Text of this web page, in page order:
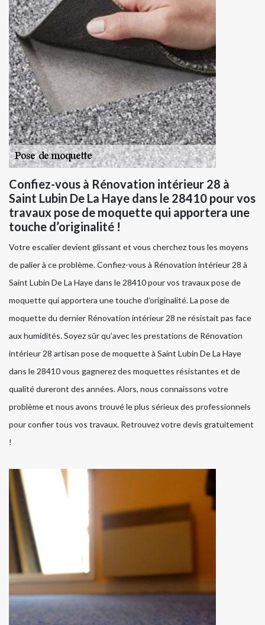
Confiez-vous à Rénovation intérieur 28 à
Saint Lubin De La Haye dans le 28410 pour vos
travaux pose de moquette qui apportera une
touche d’originalité !
Votre escalier devient glissant et vous cherchez tous les moyens
de palier à ce problème. Confiez-vous à Rénovation intérieur 28 à
Saint Lubin De La Haye dans le 28410 pour vos travaux pose de
moquette qui apportera une touche d’originalité. La pose de
moquette du dernier Rénovation intérieur 28 ne résistait pas face
aux humidités. Soyez sûr qu’avec les prestations de Rénovation
intérieur 28 artisan pose de moquette à Saint Lubin De La Haye
dans le 28410 vous gagnerez des moquettes résistantes et de
qualité dureront des années. Alors, nous connaissons votre
problème et nous avons trouvé le plus sérieux des professionnels
pour confier tous vos travaux. Retrouvez votre devis gratuitement
!